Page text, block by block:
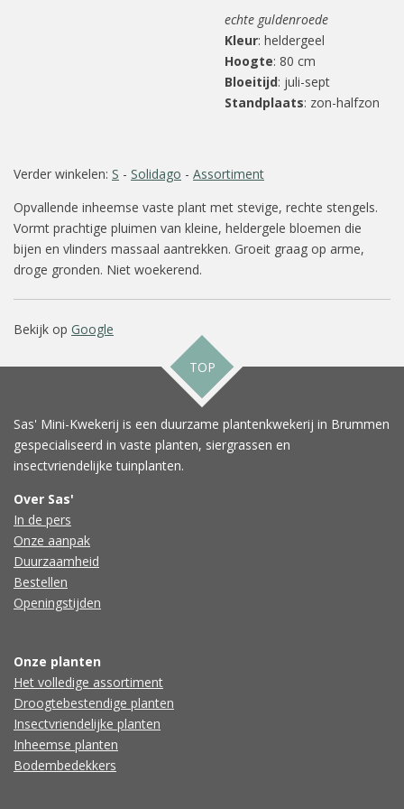
echte guldenroede
Kleur: heldergeel
Hoogte: 80 cm
Bloeitijd: juli-sept
Standplaats: zon-halfzon
Verder winkelen: S - Solidago - Assortiment
Opvallende inheemse vaste plant met stevige, rechte stengels.
Vormt prachtige pluimen van kleine, heldergele bloemen die
bijen en vlinders massaal aantrekken. Groeit graag op arme,
droge gronden. Niet woekerend.
Bekijk op Google
TOP
Sas' Mini-Kwekerij is een duurzame plantenkwekerij in Brummen
gespecialiseerd in vaste planten, siergrassen en
insectvriendelijke tuinplanten.
Over Sas'
In de pers
Onze aanpak
Duurzaamheid
Bestellen
Openingstijden
Onze planten
Het volledige assortiment
Droogtebestendige planten
Insectvriendelijke planten
Inheemse planten
Bodembedekkers